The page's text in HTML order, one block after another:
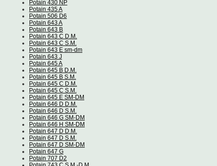
Potain 430 NP
Potain 435 A
Potain 506 D6
Potain 643 A
Potain 643 B
Potain 643 C D.M.
Potain 643 C S.M.
Potain 643 E sm-dm
Potain 643 J
Potain 645 A
Potain 645 B D.M.
Potain 645 B S.M.
Potain 645 C D.M.
Potain 645 C S.M.
Potain 645 E SM-DM
Potain 646 D D.M.
Potain 646 D S.M.
Potain 646 G SM-DM
Potain 646 H SM-DM
Potain 647 D D.M.
Potain 647 D S.M.
Potain 647 D SM-DM
Potain 647 G
Potain 707 D2